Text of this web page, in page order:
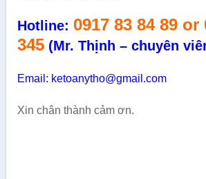
Hotline: 0917 83 84 89 or
345(Mr. Thịnh – chuyên
Email: ketoanytho@gmail.com
Xin chân thành cảm ơn.